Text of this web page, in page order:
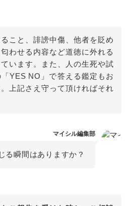
こと、誹謗中傷、他者を貶め
わせる内容など道徳に外れる
います。また、人の生死や試
YES NO」で答える鑑定もお
上記さえ守って頂ければそれ
マイシル編集部
る瞬間はありますか？